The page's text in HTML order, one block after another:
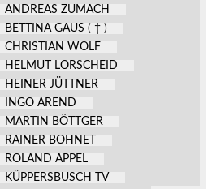
ANDREAS ZUMACH
BETTINA GAUS ( † )
CHRISTIAN WOLF
HELMUT LORSCHEID
HEINER JÜTTNER
INGO AREND
MARTIN BÖTTGER
RAINER BOHNET
ROLAND APPEL
KÜPPERSBUSCH TV